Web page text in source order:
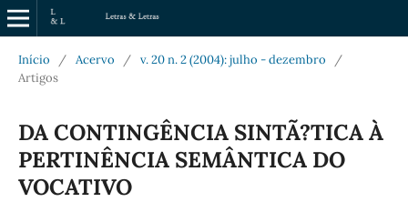
Início / Acervo / v. 20 n. 2 (2004): julho - dezembro
/
Artigos
DA CONTINGÊNCIA SINTÃ?TICA À
PERTINÊNCIA SEMÂNTICA DO
VOCATIVO